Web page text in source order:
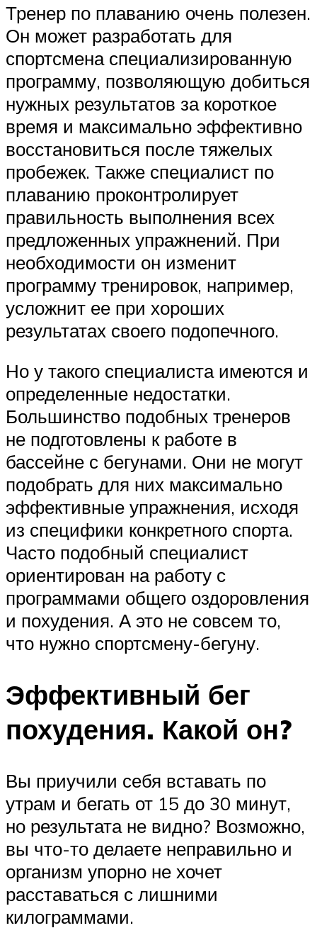
Тренер по плаванию очень полезен.
Он может разработать для
спортсмена специализированную
программу, позволяющую добиться
нужных результатов за короткое
время и максимально эффективно
восстановиться после тяжелых
пробежек. Также специалист по
плаванию проконтролирует
правильность выполнения всех
предложенных упражнений. При
необходимости он изменит
программу тренировок, например,
усложнит ее при хороших
результатах своего подопечного.
Но у такого специалиста имеются и
определенные недостатки.
Большинство подобных тренеров
не подготовлены к работе в
бассейне с бегунами. Они не могут
подобрать для них максимально
эффективные упражнения, исходя
из специфики конкретного спорта.
Часто подобный специалист
ориентирован на работу с
программами общего оздоровления
и похудения. А это не совсем то,
что нужно спортсмену-бегуну.
Эффективный бег
похудения. Какой он?
Вы приучили себя вставать по
утрам и бегать от 15 до 30 минут,
но результата не видно? Возможно,
вы что-то делаете неправильно и
организм упорно не хочет
расставаться с лишними
килограммами.